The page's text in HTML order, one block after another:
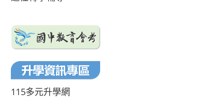
115多元升學網